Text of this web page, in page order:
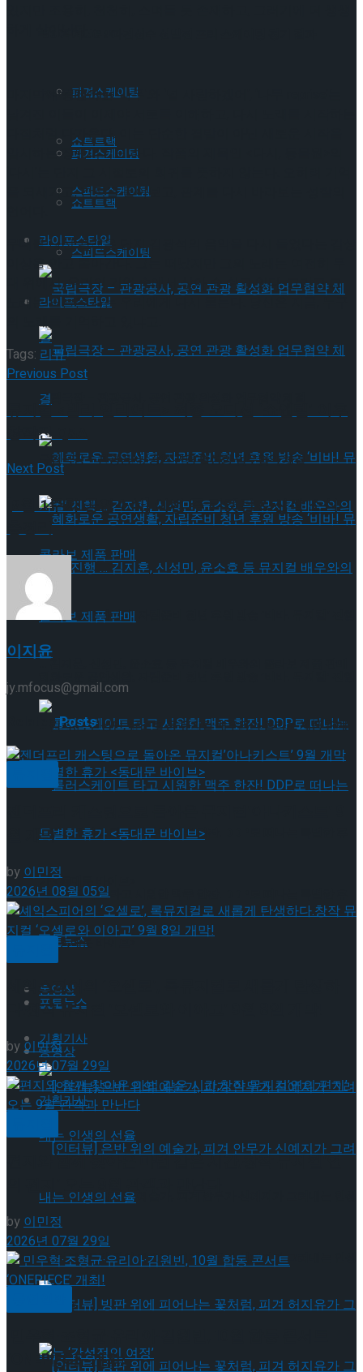
피겨스케이팅
쇼트트랙
스피드스케이팅
라이프스타일
국립극장 – 관광공사, 공연 관광 활성화 업무협약 체결
혜화로운 공연생활, 자립준비 청년 후원 방송 ‘비바! 뮤지컬’ 진행
… 김지훈, 신성민, 윤소호 등 뮤지컬 배우와의 콜라보 제품 판매
롤러스케이트 타고 시원한 맥주 한잔! DDP로 떠나는 특별한 휴
가 <동대문 바이브>
포토뉴스
동영상
기획기사
[인터뷰] 은반 위의 예술가, 피겨 안무가 신예지가 그려내는 인생
의 선율
Trending Tags
피겨스케이팅
쇼트트랙
스피드스케이팅
라이프스타일
국립극장 – 관광공사, 공연 관광 활성화 업무협약 체결
… 김지훈, 신성민, 윤소호 등 뮤지컬 배우와의 콜라보 제품 판매
롤러스케이트 타고 시원한 맥주 한잔! DDP로 떠나는 특별한 휴
가 <동대문 바이브>
포토뉴스
동영상
기획기사
[인터뷰] 은반 위의 예술가, 피겨 안무가 신예지가 그려내는 인생
의 선율
마지막에 등장하는 ‘나무’와 ‘널 사랑하겠어’, ‘나무 reprise’는
다짐처럼 다가온다. 이는 단순한 결말이 아닌 새로운 시작을
암시하는 장면이기도 하다. 작품의 제목인 <다시, 동물원>의
을 되새기고, 감정을 돌아보고, 관계를 다시 바라보는 성찰의
무대를 나선 관객은 단지 김광석의 음악을 다시 들었다는 감상
이상을 안고 돌아간다. 그는 떠났지만 그의 노래는 여전히 무
대 위에서, 우리의 기억 속에서 살아 숨 쉬고 있다. 그리고 그
노래는 오늘을 사는 우리에게 다시 묻는다. 당신은 지금, 누구
의 노래를 기억하고 있냐고.
Tags: 리뷰
Previous Post
뮤지컬 <빌리 엘리어트> 최종 오디션 ‘쇼앤텔’ 이후
창작진 Q&A
Next Post
[8월 1주차 공연소식] 이번 주 티켓팅 & 신작 소식
총정리
이지윤
jy.mfocus@gmail.com
RelatedPosts
월 개막
by 이민정
2026년 08월 05일
셰익스피어의 ‘오셀로’, 록뮤지컬로 새롭게 탄생하
다.창작 뮤지컬 ‘오셀로와 이아고’ 9월 8일 개막!
by이민정
2026년 07월 29일
편지와 함께 찾아온 마법 같은 시간,창작 뮤지컬’연
by 이민정
2026년 07월 29일
‘ONEPIECE’ 개최!